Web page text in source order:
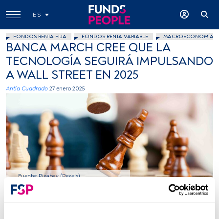
ES
FONDOS RENTA FIJA FONDOS RENTA VARIABLE MACROECONOMÍA
BANCA MARCH CREE QUE LA
TECNOLOGÍA SEGUIRÁ IMPULSANDO
A WALL STREET EN 2025
Antía Cuadrado 27 enero 2025
Fuente: Pixabay (Pexels)